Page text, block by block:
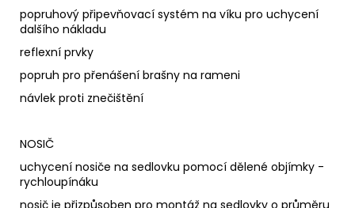
popruhový připevňovací systém na víku pro uchycení
dalšího nákladu
reflexní prvky
popruh pro přenášení brašny na rameni
návlek proti znečištění
NOSIČ
uchycení nosiče na sedlovku pomocí dělené objímky -
rychloupínáku
nosič je přizpůsoben pro montáž na sedlovky o průměru